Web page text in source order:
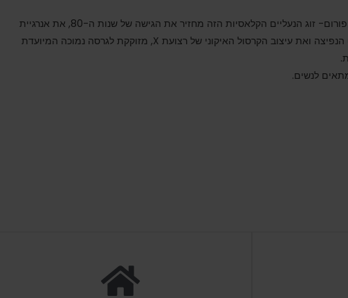
אדידס פורום- זוג הנעליים הקלאסיות הזה מחזיר את הגישה של שנות ה-80, את אנרגיית
הפרקט הנפיצה ואת עיצוב הקרסול האיקוני של רצועת X, מזוקקת לגרסה נמוכה המיועדת
לנשים.